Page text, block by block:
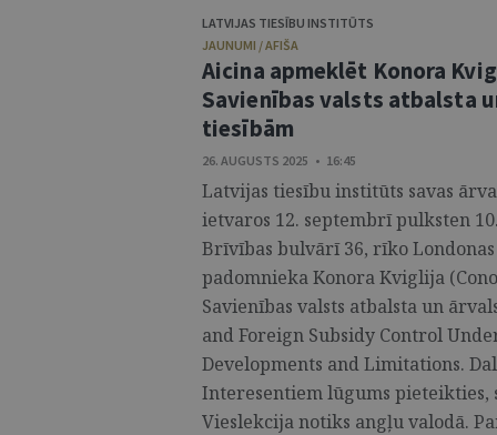
LATVIJAS TIESĪBU INSTITŪTS
JAUNUMI / AFIŠA
Aicina apmeklēt Konora
Savienības valsts atbalsta
tiesībām
26. AUGUSTS 2025 • 16:45
Latvijas tiesību institūts savas
ietvaros 12. septembrī pulksten
Brīvības bulvārī 36, rīko
padomnieka Konora Kviglija
Savienības valsts atbalsta un
and Foreign Subsidy Control
Developments and Limitations.
Interesentiem lūgums pieteikties,
Vieslekcija notiks angļu valodā.